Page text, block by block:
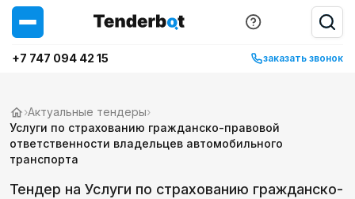
+7 747 094 42 15 заказать звонок
›Актуальные тендеры›
Услуги по страхованию гражданско-правовой
ответственности владельцев автомобильного
транспорта
Тендер на Услуги по страхованию гражданско-